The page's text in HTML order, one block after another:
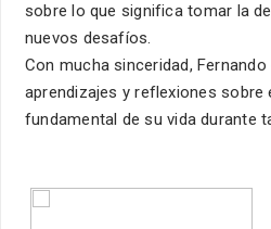
sobre lo que significa tomar la
nuevos desafíos.
Con mucha sinceridad,
aprendizajes y reflexiones sobre
fundamental de su vida durante